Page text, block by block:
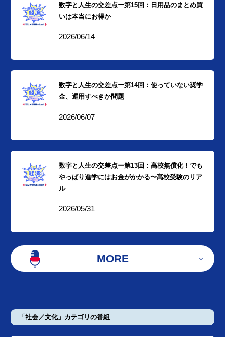
数字と人生の交差点ー第15回：日用品のまとめ買
いは本当にお得か
2026/06/14
数字と人生の交差点ー第14回：使っていない奨学
金、運用すべきか問題
2026/06/07
数字と人生の交差点ー第13回：高校無償化！でも
やっぱり進学にはお金がかかる〜高校受験のリア
ル
2026/05/31
MORE
「社会／文化」カテゴリの番組